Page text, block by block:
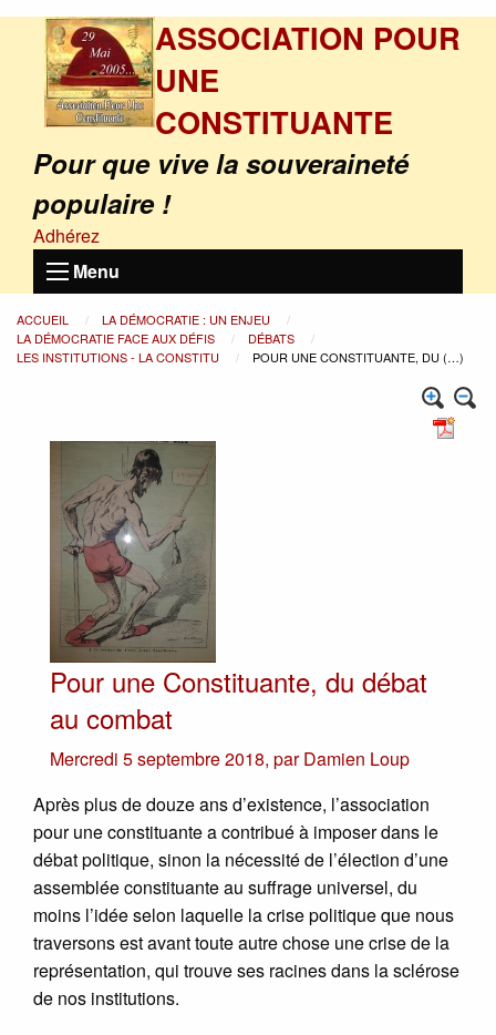
ASSOCIATION POUR
UNE
CONSTITUANTE
Pour que vive la souveraineté
populaire !
Adhérez
Menu
ACCUEIL
LA DÉMOCRATIE : UN ENJEU
LA DÉMOCRATIE FACE AUX DÉFIS
DÉBATS
LES INSTITUTIONS - LA CONSTITU
POUR UNE CONSTITUANTE, DU (…)
Pour une Constituante, du débat
au combat
Mercredi 5 septembre 2018, parDamien Loup
Après plus de douze ans d’existence, l’association
pour une constituante a contribué à imposer dans le
débat politique, sinon la nécessité de l’élection d’une
assemblée constituante au suffrage universel, du
moins l’idée selon laquelle la crise politique que nous
traversons est avant toute autre chose une crise de la
représentation, qui trouve ses racines dans la sclérose
de nos institutions.